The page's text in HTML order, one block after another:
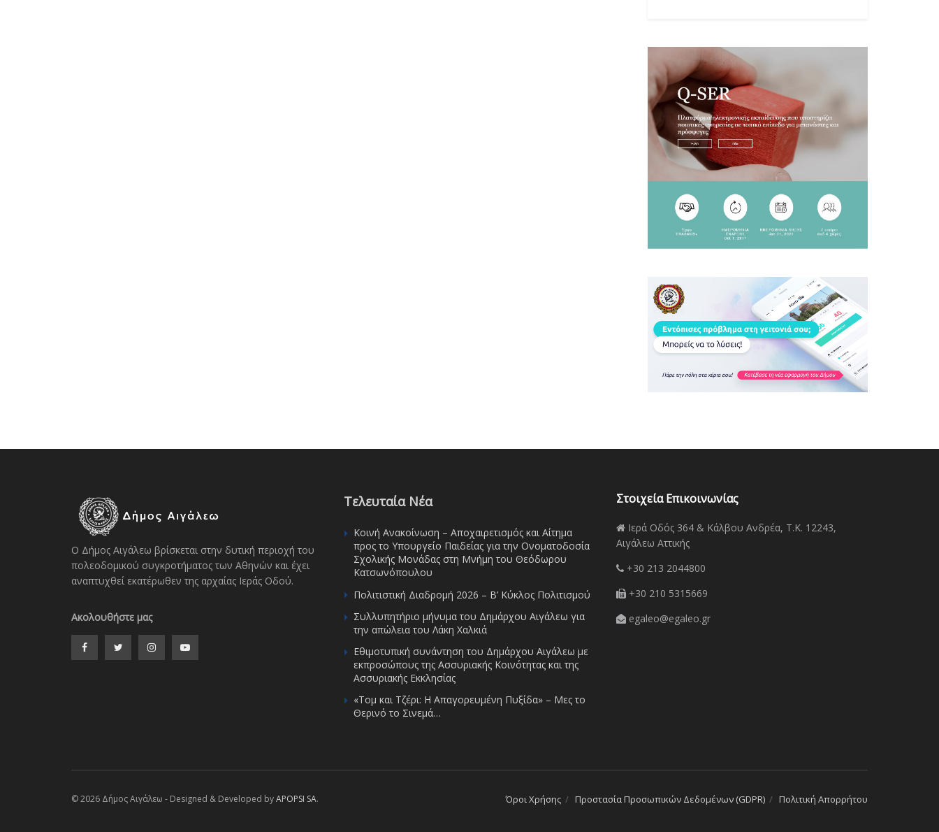
Ο Δήμος Αιγάλεω βρίσκεται στην δυτική περιοχή του
πολεοδομικού συγκροτήματος των Αθηνών και έχει
αναπτυχθεί εκατέρωθεν της αρχαίας Ιεράς Οδού.
Ακολουθήστε μας
Τελευταία Νέα
Κοινή Ανακοίνωση – Αποχαιρετισμός και Αίτημα
προς το Υπουργείο Παιδείας για την Ονοματοδοσία
Σχολικής Μονάδας στη Μνήμη του Θεόδωρου
Κατσωνόπουλου
Πολιτιστική Διαδρομή 2026 – Β’ Κύκλος Πολιτισμού
Συλλυπητήριο μήνυμα του Δημάρχου Αιγάλεω για
την απώλεια του Λάκη Χαλκιά
Εθιμοτυπική συνάντηση του Δημάρχου Αιγάλεω με
εκπροσώπους της Ασσυριακής Κοινότητας και της
Ασσυριακής Εκκλησίας
«Τομ και Τζέρι: Η Απαγορευμένη Πυξίδα» – Μες το
Θερινό το Σινεμά…
Στοιχεία Επικοινωνίας
Ιερά Οδός 364 & Κάλβου Ανδρέα, Τ.Κ. 12243,
Αιγάλεω Αττικής
+30 213 2044800
+30 210 5315669
egaleo@egaleo.gr
Όροι Χρήσης Προστασία Προσωπικών Δεδομένων (GDPR) Πολιτική Απορρήτου
© 2026 Δήμος Αιγάλεω - Designed & Developed byAPOPSI SA.